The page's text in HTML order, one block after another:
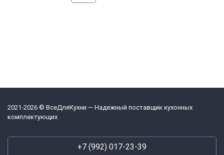
2021-2026 © ВсеДляКухни — Надежный поставщик кухонных
комплектующих
+7 (992) 017-23-39